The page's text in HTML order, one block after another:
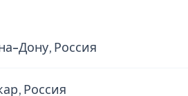
Дону, Россия
Россия